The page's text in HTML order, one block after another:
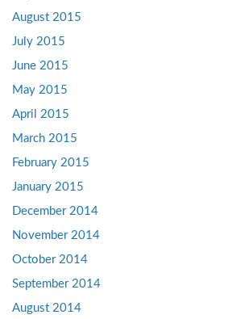
August 2015
July 2015
June 2015
May 2015
April 2015
March 2015
February 2015
January 2015
December 2014
November 2014
October 2014
September 2014
August 2014